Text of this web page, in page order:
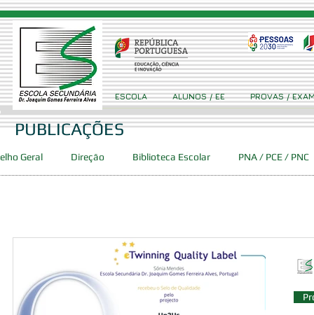
Geral Direção Biblioteca Escolar PNA / PCE / PNC
PUBLICAÇÕES
ESCOLA ALUNOS / EE PROVAS /